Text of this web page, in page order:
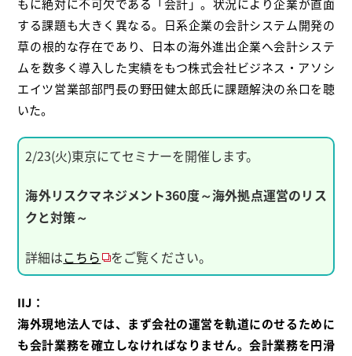
もに絶対に不可欠である「会計」。状況により企業が直面
する課題も大きく異なる。日系企業の会計システム開発の
草の根的な存在であり、日本の海外進出企業へ会計システ
ムを数多く導入した実績をもつ株式会社ビジネス・アソシ
エイツ営業部部門長の野田健太郎氏に課題解決の糸口を聴
いた。
2/23(火)東京にてセミナーを開催します。
海外リスクマネジメント360度～海外拠点運営のリス
クと対策～
詳細はこちら をご覧ください。
IIJ：
海外現地法人では、まず会社の運営を軌道にのせるために
も会計業務を確立しなければなりません。会計業務を円滑